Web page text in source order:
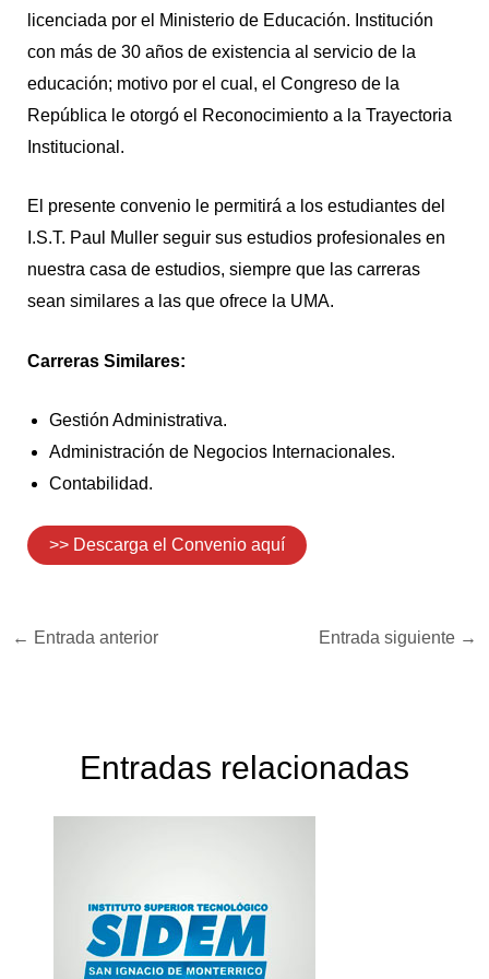
licenciada por el Ministerio de Educación. Institución
con más de 30 años de existencia al servicio de la
educación; motivo por el cual, el Congreso de la
República le otorgó el Reconocimiento a la Trayectoria
Institucional.
El presente convenio le permitirá a los estudiantes del
I.S.T. Paul Muller seguir sus estudios profesionales en
nuestra casa de estudios, siempre que las carreras
sean similares a las que ofrece la UMA.
Carreras Similares:
Gestión Administrativa.
Administración de Negocios Internacionales.
Contabilidad.
>> Descarga el Convenio aquí
← Entrada anterior Entrada siguiente →
Entradas relacionadas